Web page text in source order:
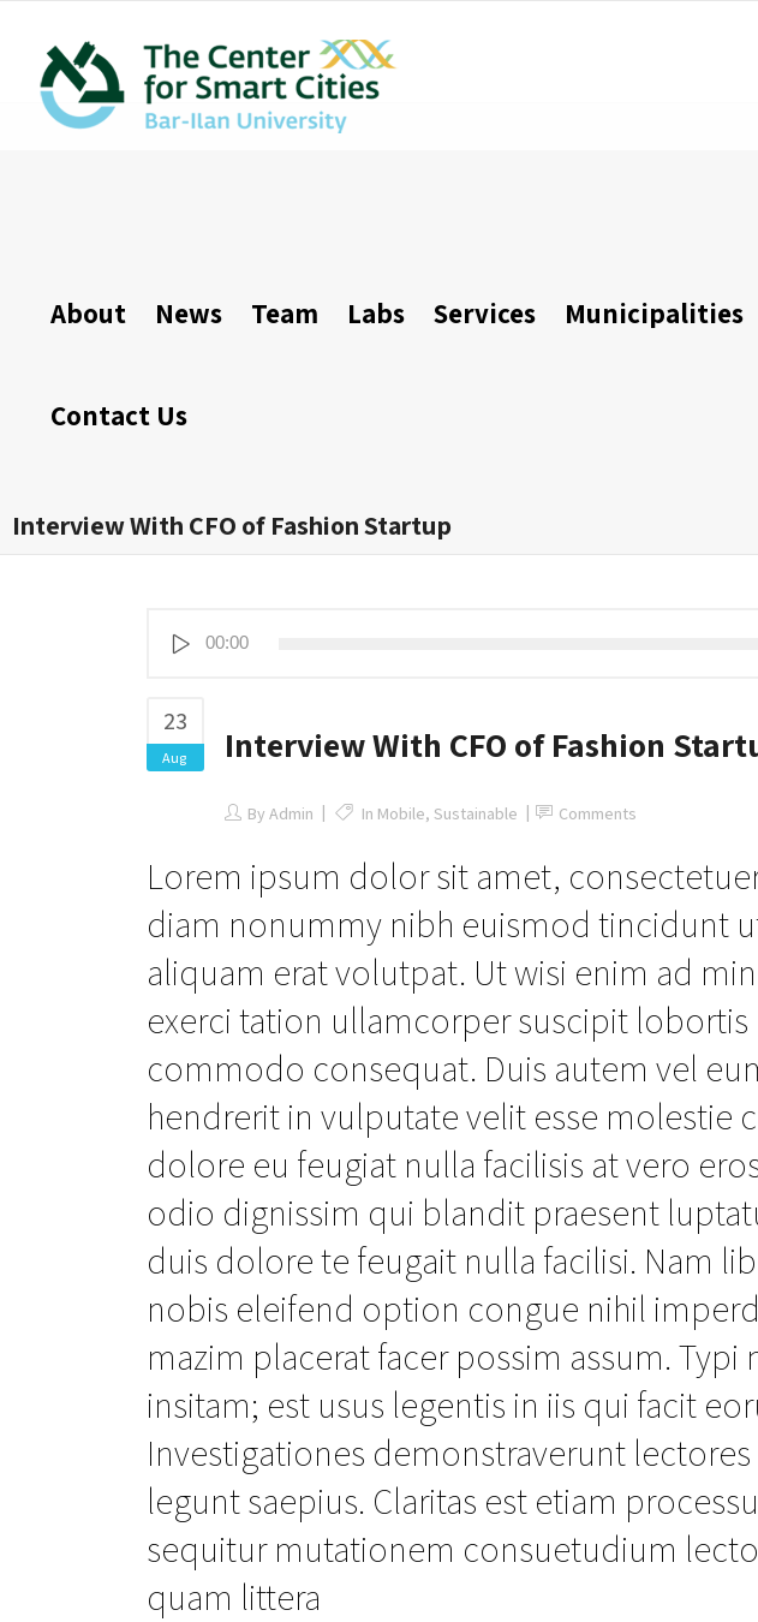
About News Team Labs Services Municipalities
Contact Us
Interview With CFO of Fashion Startup
Player
00:00
23
Aug Interview With CFO of Fashion
By Admin In Mobile, Sustainable Comments
Lorem ipsum dolor sit amet,
diam nonummy nibh euismod tincidunt
aliquam erat volutpat. Ut wisi enim ad
exerci tation ullamcorper suscipit lobortis
commodo consequat. Duis autem vel
hendrerit in vulputate velit esse molestie
dolore eu feugiat nulla facilisis at vero
odio dignissim qui blandit praesent
duis dolore te feugait nulla facilisi. Nam
nobis eleifend option congue nihil
mazim placerat facer possim assum.
insitam; est usus legentis in iis qui facit
Investigationes demonstraverunt
legunt saepius. Claritas est etiam
sequitur mutationem consuetudium
quam littera